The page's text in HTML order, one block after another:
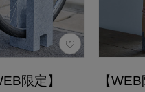
限定】
【